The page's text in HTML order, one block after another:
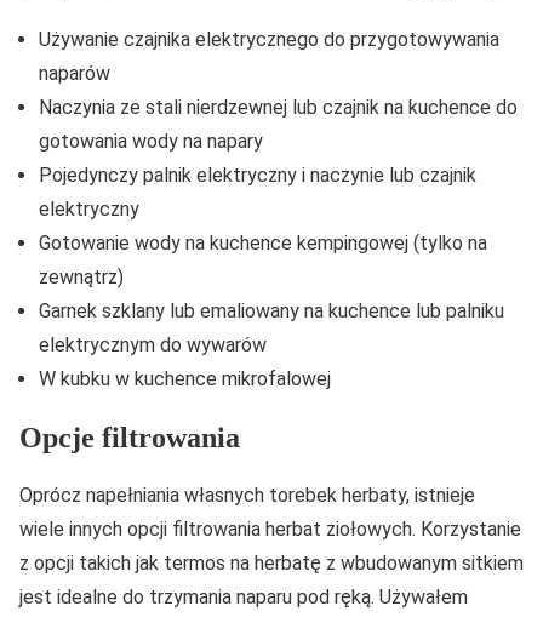
Używanie czajnika elektrycznego do przygotowywania
naparów
Naczynia ze stali nierdzewnej lub czajnik na kuchence do
gotowania wody na napary
Pojedynczy palnik elektryczny i naczynie lub czajnik
elektryczny
Gotowanie wody na kuchence kempingowej (tylko na
zewnątrz)
Garnek szklany lub emaliowany na kuchence lub palniku
elektrycznym do wywarów
W kubku w kuchence mikrofalowej
Opcje filtrowania
Oprócz napełniania własnych torebek herbaty, istnieje
wiele innych opcji filtrowania herbat ziołowych. Korzystanie
z opcji takich jak termos na herbatę z wbudowanym sitkiem
jest idealne do trzymania naparu pod ręką. Używałem